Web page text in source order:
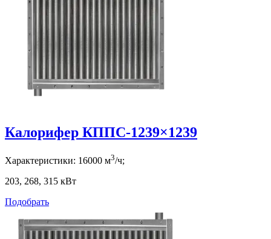
Калорифер КППС-1239×1239
Характеристики: 16000 м3/ч;
203, 268, 315 кВт
Подобрать